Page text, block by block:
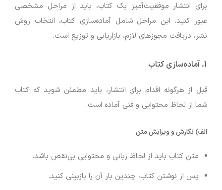
برای انتشار موفقیت‌آمیز یک کتاب، باید از مراحل مشخصی
عبور کنید. این مراحل شامل آماده‌سازی کتاب، انتخاب روش
نشر، دریافت مجوزهای لازم، بازاریابی و توزیع است.
1. آماده‌سازی کتاب
قبل از هرگونه اقدام برای انتشار، باید مطمئن شوید که کتاب
شما از لحاظ محتوایی و فنی آماده است.
الف) نگارش و ویرایش متن
متن کتاب باید از لحاظ زبانی و محتوایی بی‌نقص باشد.
پس از نوشتن کتاب، چندین بار آن را بازبینی کنید.